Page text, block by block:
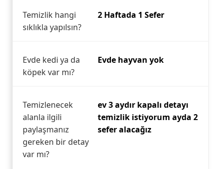
Temizlik hangi
sıklıkla yapılsın?
2 Haftada 1 Sefer
Evde kedi ya da
köpek var mı?
Evde hayvan yok
Temizlenecek
alanla ilgili
paylaşmanız
gereken bir detay
var mı?
ev 3 aydır kapalı detayı
temizlik istiyorum ayda 2
sefer alacağız